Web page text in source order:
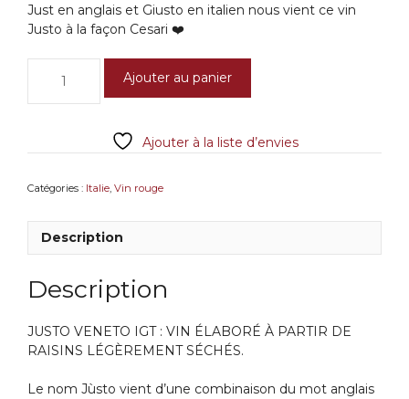
Just en anglais et Giusto en italien nous vient ce vin
Justo à la façon Cesari ❤️
Justo
Ajouter au panier
Ajouter à la liste d’envies
Catégories : Italie Vin rouge
Description
Description
JUSTO VENETO IGT : VIN ÉLABORÉ À PARTIR DE
RAISINS LÉGÈREMENT SÉCHÉS.
Le nom Jùsto vient d’une combinaison du mot anglais